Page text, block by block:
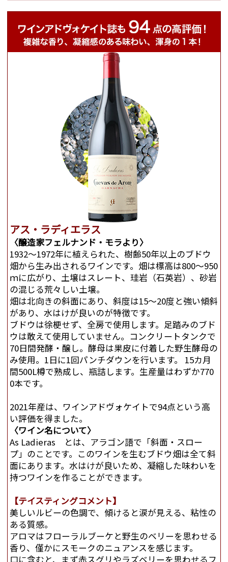
アス・ラディエラス
〈醸造家フェルナンド・モラより〉
1932～1972年に植えられた、樹齢50年以上のブドウ
畑から生み出されるワインです。畑は標高は800～950
ｍに広がり、土壌はスレート、珪岩（石英岩）、砂岩
の混じる荒々しい土壌。
畑は北向きの斜面にあり、斜度は15～20度と強い傾斜
があり、水はけが良いのが特徴です。
ブドウは徐梗せず、全房で使用します。足踏みのブド
ウは敢えて使用していません。コンクリートタンクで
70日間発酵・醸し。酵母は果皮に付着した野生酵母の
み使用。1日に1回パンチダウンを行います。 15カ月
間500L樽で熟成し、瓶詰します。生産量はわずか770
0本です。
2021年産は、ワインアドヴォケイトで94点という高
い評価を得ました。
〈ワイン名について〉
As Ladieras とは、アラゴン語で「斜面・スロー
プ」のことです。このワインを生むブドウ畑は全て斜
面にあります。水はけが良いため、凝縮した味わいを
持つワインを作ることができます。
【テイスティングコメント】
美しいルビーの色調で、傾けると涙が見える、粘性の
ある質感。
アロマはフローラルブーケと野生のベリーを思わせる
香り、僅かにスモークのニュアンスを感じます。
口に含むと、まず赤スグリやラズベリーを思わせるフ